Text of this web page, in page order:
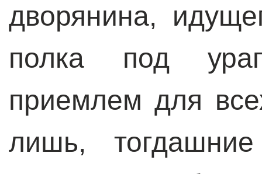
дворянина,
полка под
приемлем для
лишь,